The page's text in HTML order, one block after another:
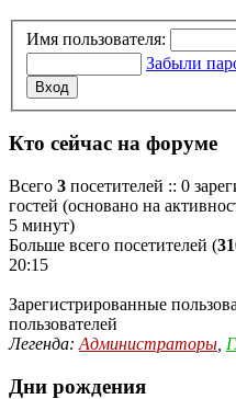
Имя пользователя:
Забыли
Кто сейчас на форуме
Всего 3 посетителей :: 0
гостей (основано на
5 минут)
Больше всего посетителей (
20:15
Зарегистрированные
пользователей
Легенда: Администраторы
Дни рождения